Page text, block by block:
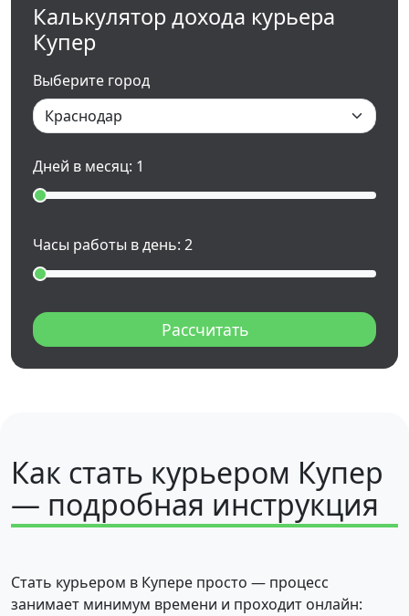
Калькулятор дохода курьера
Купер
Выберите город
Дней в месяц: 1
Часы работы в день: 2
Рассчитать
Как стать курьером Купер
— подробная инструкция
Стать курьером в Купере просто — процесс
занимает минимум времени и проходит онлайн: